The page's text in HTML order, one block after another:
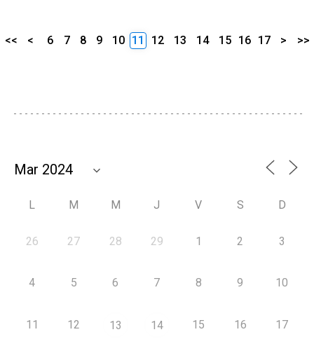
<< < 6 7 8 9 10 11 12 13 14 15 16 17 > >>
L M M J V S D
26 27 28 29 1 2 3
4 5 6 7 8 9 10
11 12 13 14 15 16 17